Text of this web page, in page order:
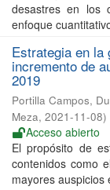
desastres en los
enfoque
Estrategia en la
incremento de
2019
Portilla Campos,
Meza, 2021-11-08)
Acceso abierto
El propósito de
contenidos como
mayores